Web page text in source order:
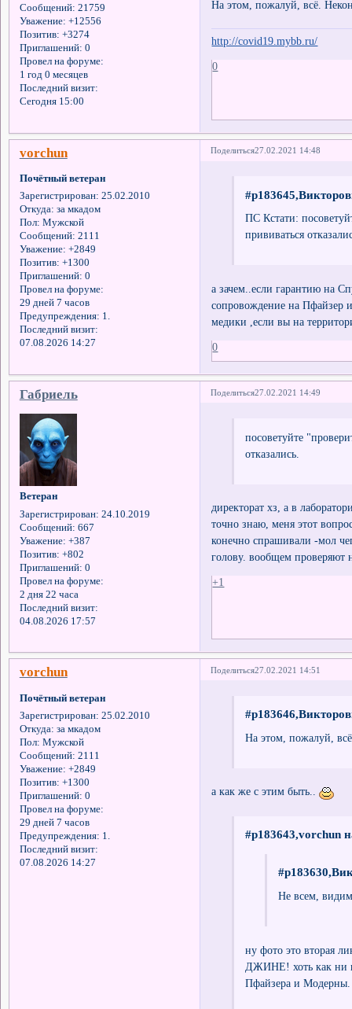
Сообщений: 21759
Уважение: +12556
Позитив: +3274
Приглашений: 0
Провел на форуме:
1 год 0 месяцев
Последний визит:
Сегодня 15:00
На этом, пожалуй, всё.
http://covid19.mybb.ru/
0
Поделиться27.02.2021 14:48
vorchun
Почётный ветеран
Зарегистрирован: 25.02.2010
Откуда: за мкадом
Пол: Мужской
Сообщений: 2111
Уважение: +2849
Позитив: +1300
Приглашений: 0
Провел на форуме:
29 дней 7 часов
Предупреждения: 1.
Последний визит:
07.08.2026 14:27
ПС Кстати:
прививаться
а зачем..если гарантию на
сопровождение на Пфайзер
медики ,если вы на
0
Поделиться27.02.2021 14:49
Габриель
Ветеран
Зарегистрирован: 24.10.2019
Сообщений: 667
Уважение: +387
Позитив: +802
Приглашений: 0
Провел на форуме:
2 дня 22 часа
Последний визит:
04.08.2026 17:57
посоветуйте
отказались.
директорат хз, а в
точно знаю, меня этот
конечно спрашивали -мол
голову. вообщем проверяют
+1
Поделиться27.02.2021 14:51
vorchun
Почётный ветеран
Зарегистрирован: 25.02.2010
Откуда: за мкадом
Пол: Мужской
Сообщений: 2111
Уважение: +2849
Позитив: +1300
Приглашений: 0
Провел на форуме:
29 дней 7 часов
Предупреждения: 1.
Последний визит:
07.08.2026 14:27
На этом, пожалуй,
а как же с этим быть..
#p183643,vorchun
Не всем,
ну фото это вторая
ДЖИНЕ! хоть как ни
Пфайзера и